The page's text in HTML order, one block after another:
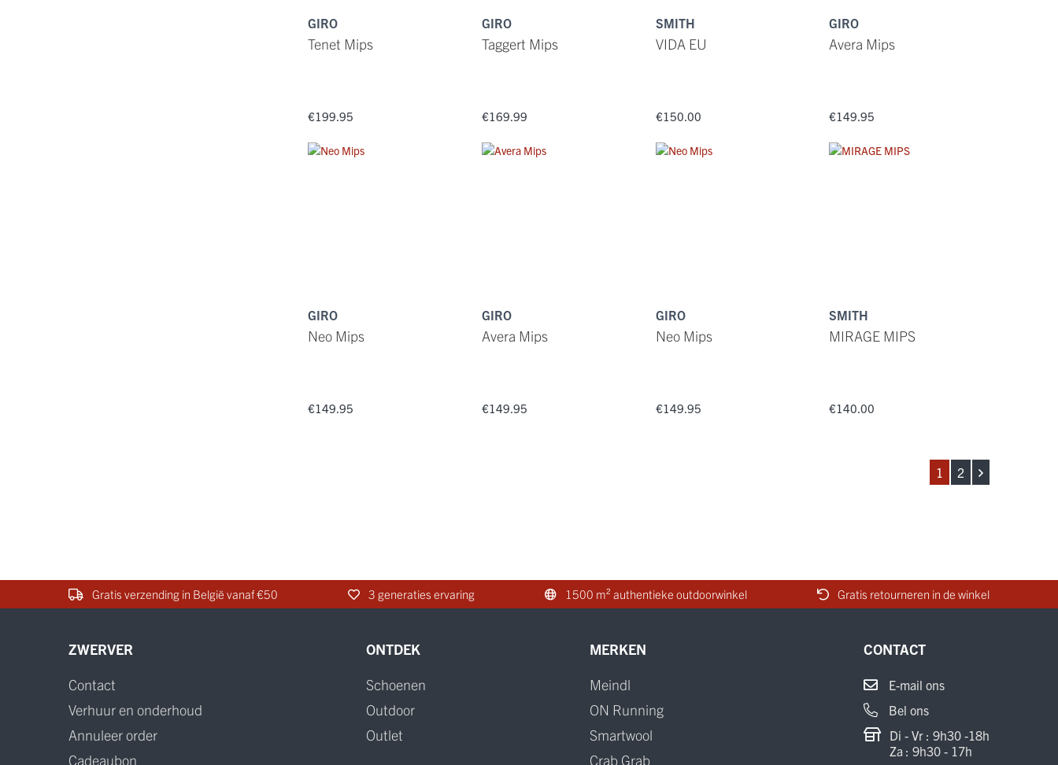
GIRO
Tenet Mips
€199.95
GIRO
Taggert Mips
€169.99
SMITH
VIDA EU
€150.00
GIRO
Avera Mips
€149.95
GIRO
Neo Mips
€149.95
GIRO
Avera Mips
€149.95
GIRO
Neo Mips
€149.95
SMITH
MIRAGE MIPS
€140.00
1 2
Gratis verzending in België vanaf €50 3 generaties ervaring 1500 m² authentieke outdoorwinkel Gratis retourneren in de winkel
ZWERVER
Contact
Verhuur en onderhoud
Annuleer order
Cadeaubon
ONTDEK
Schoenen
Outdoor
Outlet
MERKEN
Meindl
ON Running
Smartwool
Crab Grab
CONTACT
E-mail ons
Bel ons
Di - Vr : 9h30 -18h
Za : 9h30 - 17h